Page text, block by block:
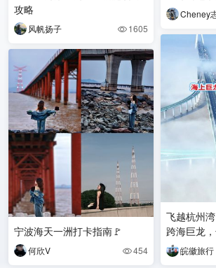
攻略
风帆扬子  1605
宁波海天一洲打卡指南🚩
何欣V 454
Cheney
飞越杭州
跨海巨龙
自驾穿梭
风光尽收
皖徽旅行